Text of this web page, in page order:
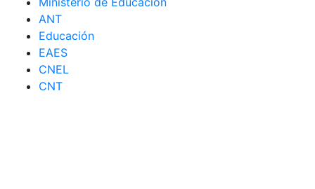
ANT
Educación
EAES
CNEL
CNT